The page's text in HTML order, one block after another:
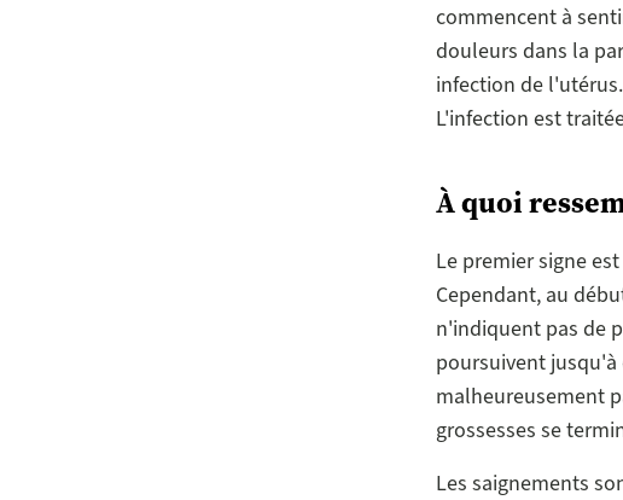
commencent à
douleurs dans la
infection de
L'infection est
À quoi
Le premier signe
Cependant, au
n'indiquent pas de
poursuivent
malheureusement
grossesses se
Les saignements